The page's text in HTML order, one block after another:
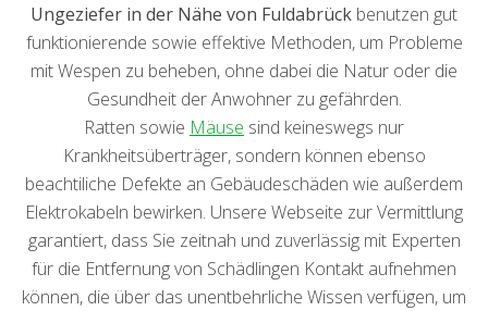
Ungeziefer in der Nähe von Fuldabrück benutzen gut
funktionierende sowie effektive Methoden, um Probleme
mit Wespen zu beheben, ohne dabei die Natur oder die
Gesundheit der Anwohner zu gefährden.
Ratten sowie Mäuse sind keineswegs nur
Krankheitsüberträger, sondern können ebenso
beachtiliche Defekte an Gebäudeschäden wie außerdem
Elektrokabeln bewirken. Unsere Webseite zur Vermittlung
garantiert, dass Sie zeitnah und zuverlässig mit Experten
für die Entfernung von Schädlingen Kontakt aufnehmen
können, die über das unentbehrliche Wissen verfügen, um